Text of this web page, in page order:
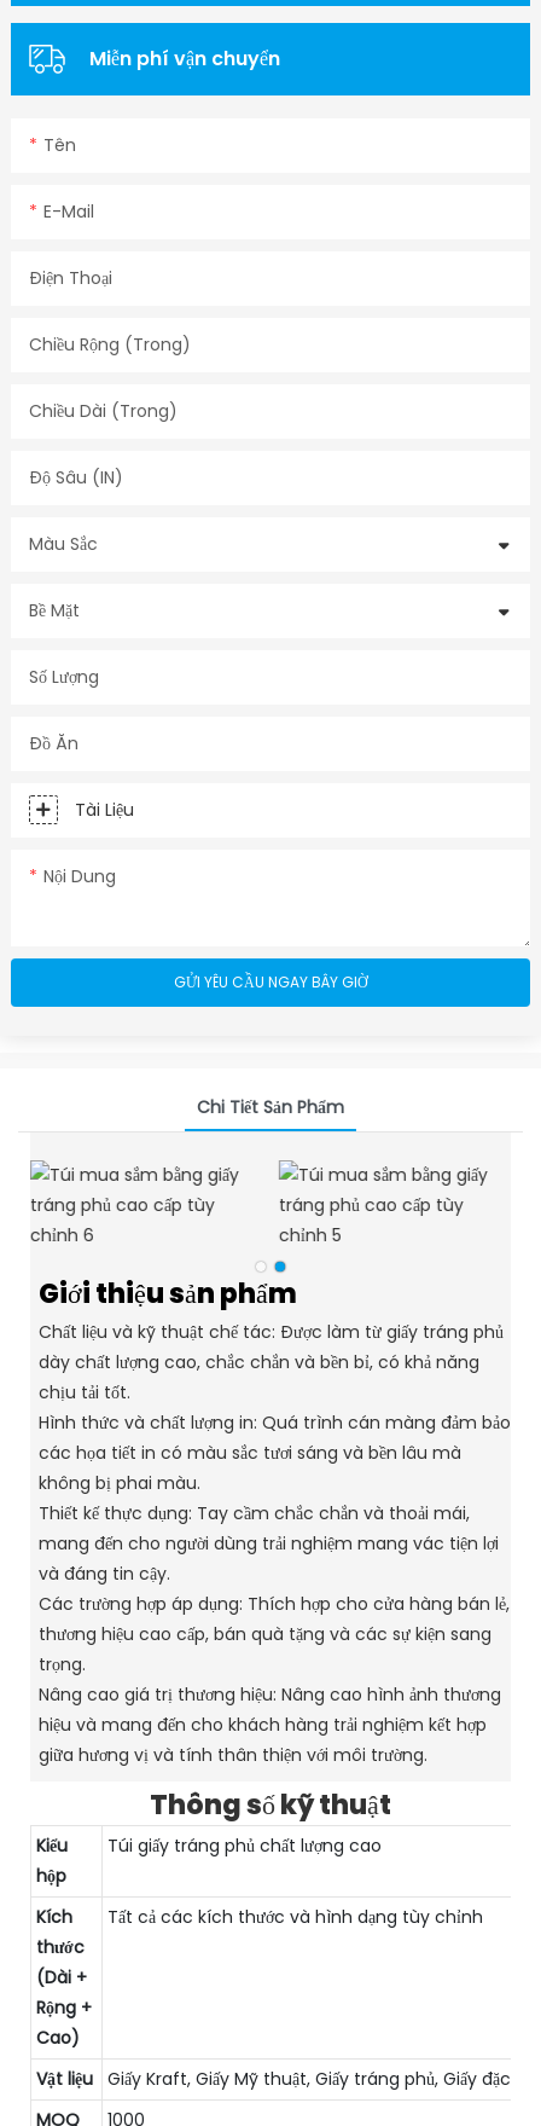
Miễn phí vận chuyển
Tên
E-Mail
Điện Thoại
Chiều Rộng (trong)
Chiều Dài (trong)
Độ Sâu (IN)
Màu Sắc
Bề Mặt
Số Lượng
Đồ Ăn
Tài Liệu
Nội Dung
GỬI YÊU CẦU NGAY BÂY GIỜ
Chi Tiết Sản Phẩm
Giới thiệu sản phẩm
Chất liệu và kỹ thuật chế tác: Được làm từ giấy tráng phủ
dày chất lượng cao, chắc chắn và bền bỉ, có khả năng
chịu tải tốt.
Hình thức và chất lượng in: Quá trình cán màng đảm bảo
các họa tiết in có màu sắc tươi sáng và bền lâu mà
không bị phai màu.
Thiết kế thực dụng: Tay cầm chắc chắn và thoải mái,
mang đến cho người dùng trải nghiệm mang vác tiện lợi
và đáng tin cậy.
Các trường hợp áp dụng: Thích hợp cho cửa hàng bán lẻ,
thương hiệu cao cấp, bán quà tặng và các sự kiện sang
trọng.
Nâng cao giá trị thương hiệu: Nâng cao hình ảnh thương
hiệu và mang đến cho khách hàng trải nghiệm kết hợp
giữa hương vị và tính thân thiện với môi trường.
Thông số kỹ thuật
Kiểu
hộp
Túi giấy tráng phủ chất lượng cao
Kích
thước
(Dài +
Rộng +
Cao)
Tất cả các kích thước và hình dạng tùy chỉnh
Vật liệu Giấy Kraft, Giấy Mỹ thuật, Giấy tráng phủ, Giấy đặc
MOQ
1000